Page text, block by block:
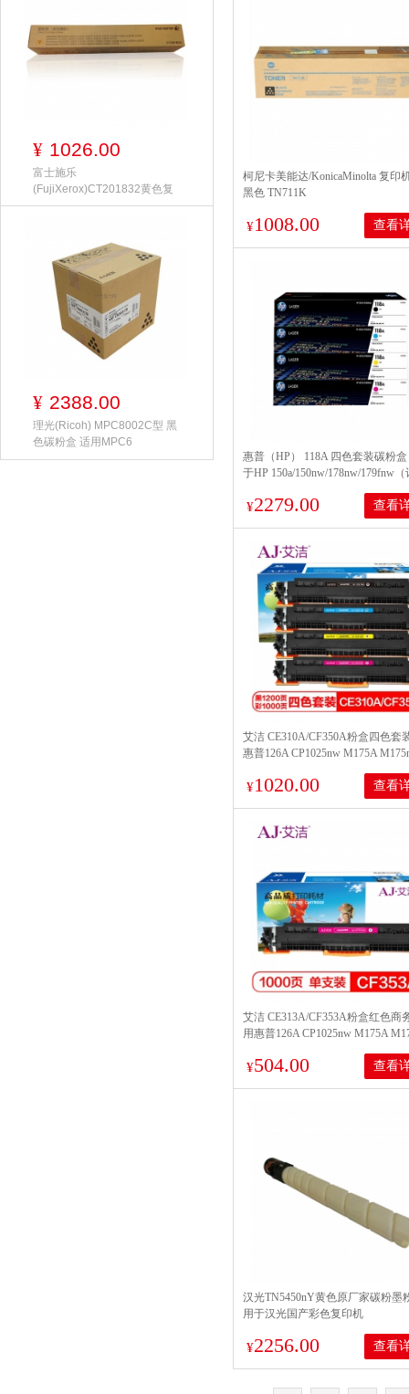
¥ 1026.00
富士施乐
(FujiXerox)CT201832黄色复
印机碳粉适用
¥ 2388.00
理光(Ricoh) MPC8002C型 黑
色碳粉盒 适用MPC6
柯尼卡美能达/KonicaMinolta 复印
黑色 TN711K
¥1008.00 查看
惠普（HP） 118A 四色套装碳粉
于HP 150a/150nw/178nw/179fnw
¥2279.00 查看
艾洁 CE310A/CF350A粉盒四色套
惠普126A CP1025nw M175A
¥1020.00 查看
艾洁 CE313A/CF353A粉盒红色商
用惠普126A CP1025nw M175A
¥504.00 查看
汉光TN5450nY黄色原厂家碳粉墨
用于汉光国产彩色复印机
¥2256.00 查看